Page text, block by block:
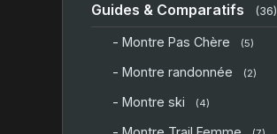
Guides & Comparatifs (36)
- Montre Pas Chère (5)
- Montre randonnée (2)
- Montre ski (4)